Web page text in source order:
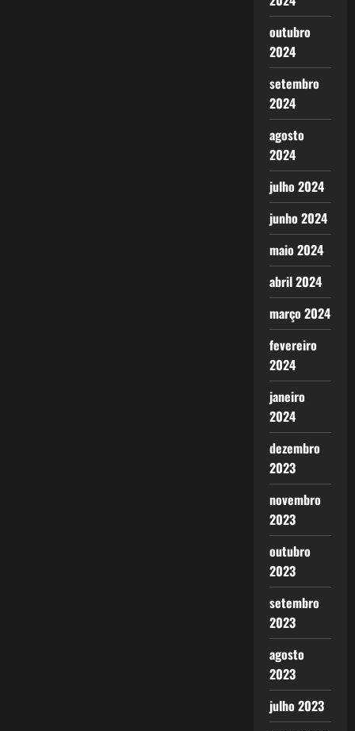
outubro
2024
setembro
2024
agosto
2024
julho 2024
junho 2024
maio 2024
abril 2024
março 2024
fevereiro
2024
janeiro
2024
dezembro
2023
novembro
2023
outubro
2023
setembro
2023
agosto
2023
julho 2023